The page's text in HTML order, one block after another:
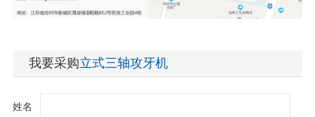
我要采购立式三轴攻牙机
姓名